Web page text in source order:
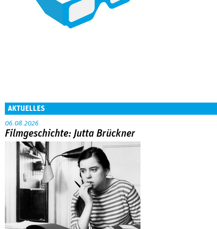
AKTUELLES
06.08.2026
Filmgeschichte: Jutta Brückner